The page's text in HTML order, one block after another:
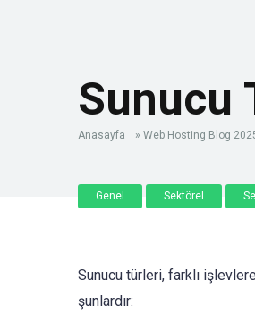
Sunucu
Anasayfa » Web Hosting Blog
Genel Sektörel
Sunucu türleri, farklı
şunlardır: